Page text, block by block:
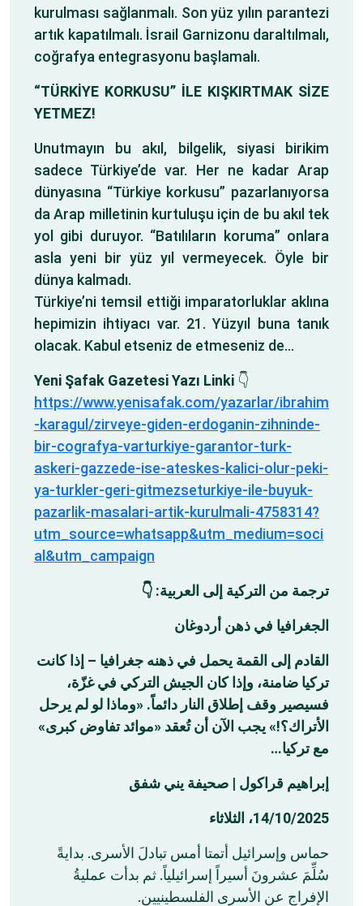
kurulması sağlanmalı. Son yüz yılın parantezi
artık kapatılmalı. İsrail Garnizonu daraltılmalı,
coğrafya entegrasyonu başlamalı.
“TÜRKİYE KORKUSU” İLE KIŞKIRTMAK SİZE
YETMEZ!
Unutmayın bu akıl, bilgelik, siyasi birikim
sadece Türkiye’de var. Her ne kadar Arap
dünyasına “Türkiye korkusu” pazarlanıyorsa
da Arap milletinin kurtuluşu için de bu akıl tek
yol gibi duruyor. “Batılıların koruma” onlara
asla yeni bir yüz yıl vermeyecek. Öyle bir
dünya kalmadı.
Türkiye’ni temsil ettiği imparatorluklar aklına
hepimizin ihtiyacı var. 21. Yüzyıl buna tanık
olacak. Kabul etseniz de etmeseniz de…
Yeni Şafak Gazetesi Yazı Linki 👇
https://www.yenisafak.com/yazarlar/ibrahim
-karagul/zirveye-giden-erdoganin-zihninde-
bir-cografya-varturkiye-garantor-turk-
askeri-gazzede-ise-ateskes-kalici-olur-peki-
ya-turkler-geri-gitmezseturkiye-ile-buyuk-
pazarlik-masalari-artik-kurulmali-4758314?
utm_source=whatsapp&utm_medium=soci
al&utm_campaign
ترجمة من التركية إلى العربية: 👇
الجغرافيا في ذهن أردوغان
القادم إلى القمة يحمل في ذهنه جغرافيا – إذا كانت
تركيا ضامنة، وإذا كان الجيش التركي في غزّة،
فسيصير وقف إطلاق النار دائماً. «وماذا لو لم يرحل
الأتراك؟!» يجب الآن أن تُعقد «موائد تفاوض كبرى»
مع تركيا…
إبراهيم قراكول | صحيفة يني شفق
14/10/2025، الثلاثاء
حماس وإسرائيل أتمتا أمس تبادلَ الأسرى. بدايةً
سُلِّمَ عشرونَ أسيراً إسرائيلياً. ثم بدأت عمليةُ
الإفراجِ عن الأسرى الفلسطينيين.